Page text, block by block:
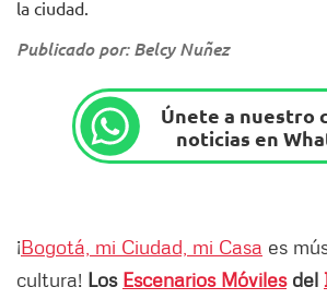
la ciudad.
Publicado por: Belcy Nuñez
Únete a nuestro
noticias en
¡Bogotá, mi Ciudad, mi Casa es
cultura! Los Escenarios Móvilesdel